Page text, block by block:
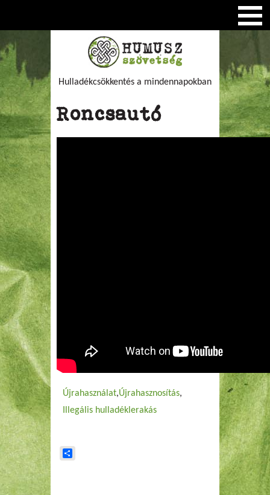
Hulladékcsökkentés a mindennapokban
Roncsautó
Újrahasználat Újrahasznosítás
Illegális hulladéklerakás